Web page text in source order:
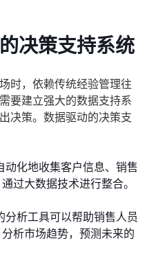
决策支持系统
时，依赖传统经验管理往
要建立强大的数据支持系
决策。数据驱动的决策支
动化地收集客户信息、销售
过大数据技术进行整合。
分析工具可以帮助销售人员
析市场趋势，预测未来的